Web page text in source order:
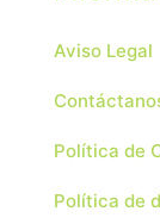
Aviso Legal
Política de
Política de